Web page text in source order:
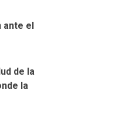
el
de la
la